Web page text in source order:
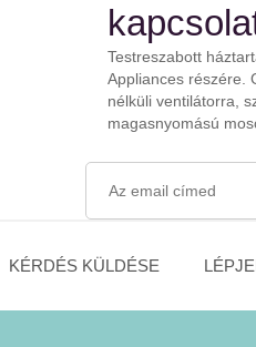
Testreszabott
Appliances részére.
nélküli ventilátorra,
magasnyomású
KÉRDÉS KÜLDÉSE